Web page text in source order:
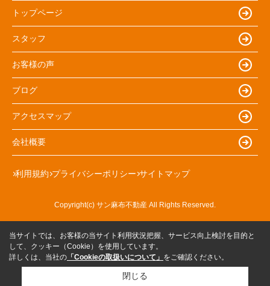
トップページ
スタッフ
お客様の声
ブログ
アクセスマップ
会社概要
利用規約 プライバシーポリシー サイトマップ
Copyright(c) サン麻布不動産 All Rights Reserved.
当サイトでは、お客様の当サイト利用状況把握、サービス向上検討を目的と
して、クッキー（Cookie）を使用しています。
詳しくは、当社の 「Cookieの取扱いについて」 をご確認ください。
閉じる